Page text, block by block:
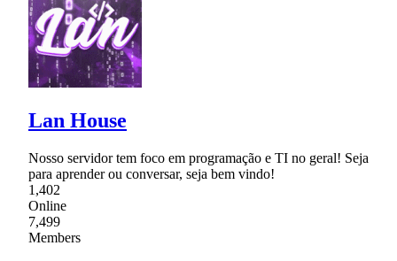
Lan House
Nosso servidor tem foco em programação e TI no geral! Seja
para aprender ou conversar, seja bem vindo!
1,402
Online
7,499
Members